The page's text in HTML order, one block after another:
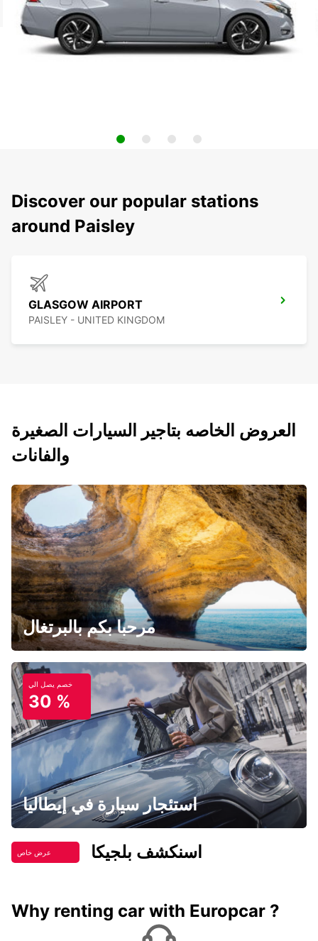
Discover our popular stations
around Paisley
GLASGOW AIRPORT
PAISLEY - UNITED KINGDOM
العروض الخاصه بتاجير السيارات الصغيرة
والفانات
مرحبا بكم بالبرتغال
خصم يصل الي
30 %
استئجار سيارة في إيطاليا
عرض خاص اسنكشف بلجيكا
Why renting car with Europcar ?